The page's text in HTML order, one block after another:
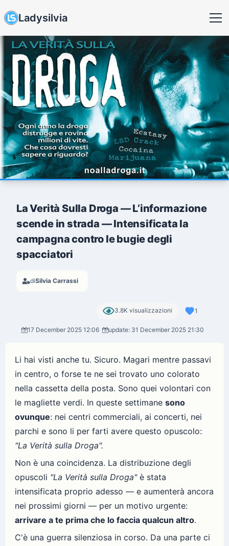
Ladysilvia
La Verità Sulla Droga — L’informazione
scende in strada — Intensificata la
campagna contro le bugie degli
spacciatori
diSilvia Carrassi
3.8K visualizzazioni 1
17 December 2025 12:06 update: 31 December 2025 21:30
Li hai visti anche tu. Sicuro. Magari mentre passavi
in centro, o forse te ne sei trovato uno colorato
nella cassetta della posta. Sono quei volontari con
le magliette verdi. In queste settimane sono
ovunque: nei centri commerciali, ai concerti, nei
parchi e sono li per farti avere questo opuscolo:
"La Verità sulla Droga".
Non è una coincidenza. La distribuzione degli
opuscoli "La Verità sulla Droga"è stata
intensificata proprio adesso — e aumenterà ancora
nei prossimi giorni — per un motivo urgente:
arrivare a te prima che lo faccia qualcun altro.
C'è una guerra silenziosa in corso. Da una parte ci